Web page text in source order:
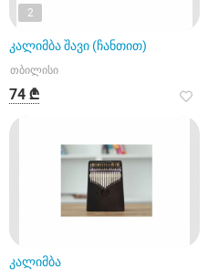
2
კალიმბა შავი (ჩანთით)
თბილისი
74 ₾
კალიმბა